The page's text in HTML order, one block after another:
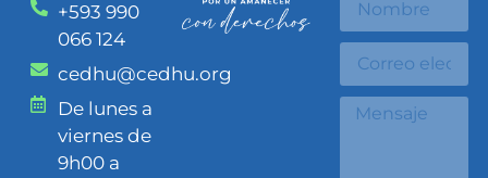
+593 990
066 124
cedhu@cedhu.org
De lunes a
viernes de
9h00 a